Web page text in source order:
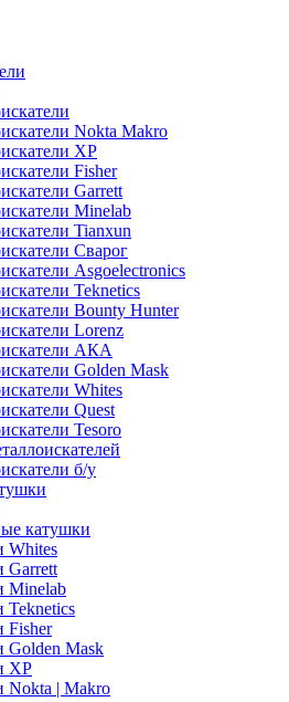
Nokta Makro
XP
Fisher
Garrett
Minelab
Tianxun
Сварог
Asgoelectronics
Teknetics
Bounty Hunter
Lorenz
АКА
Golden Mask
Whites
Quest
Tesoro
б/у
катушки
Whites
Garrett
Minelab
Teknetics
Fisher
Golden Mask
XP
Nokta | Makro